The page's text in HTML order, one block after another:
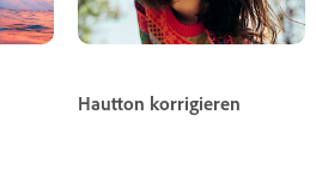
Hautton korrigieren